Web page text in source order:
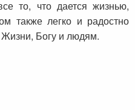
то, что дается жизнью,
также легко и радостно
Жизни, Богу и людям.